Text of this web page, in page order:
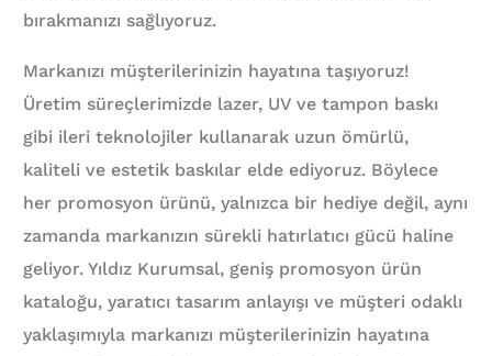
bırakmanızı sağlıyoruz.
Markanızı müşterilerinizin hayatına taşıyoruz!
Üretim süreçlerimizde lazer, UV ve tampon baskı
gibi ileri teknolojiler kullanarak uzun ömürlü,
kaliteli ve estetik baskılar elde ediyoruz. Böylece
her promosyon ürünü, yalnızca bir hediye değil, aynı
zamanda markanızın sürekli hatırlatıcı gücü haline
geliyor. Yıldız Kurumsal, geniş promosyon ürün
kataloğu, yaratıcı tasarım anlayışı ve müşteri odaklı
yaklaşımıyla markanızı müşterilerinizin hayatına